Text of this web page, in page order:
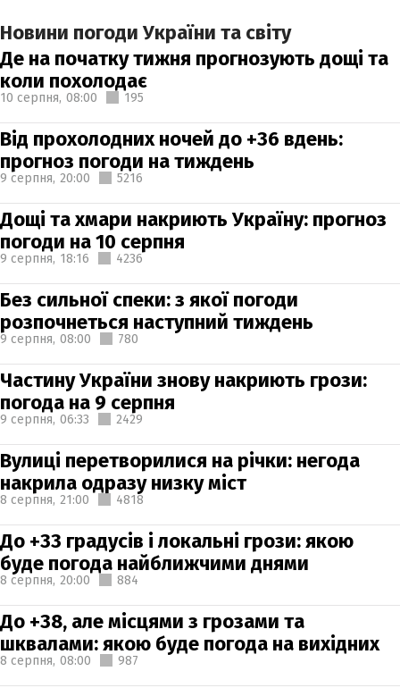
Новини погоди України та світу
Де на початку тижня прогнозують дощі та
коли похолодає
10 серпня, 08:00 195
Від прохолодних ночей до +36 вдень:
прогноз погоди на тиждень
9 серпня, 20:00 5216
Дощі та хмари накриють Україну: прогноз
погоди на 10 серпня
9 серпня, 18:16 4236
Без сильної спеки: з якої погоди
розпочнеться наступний тиждень
9 серпня, 08:00 780
Частину України знову накриють грози:
погода на 9 серпня
9 серпня, 06:33 2429
Вулиці перетворилися на річки: негода
накрила одразу низку міст
8 серпня, 21:00 4818
До +33 градусів і локальні грози: якою
буде погода найближчими днями
8 серпня, 20:00 884
До +38, але місцями з грозами та
шквалами: якою буде погода на вихідних
8 серпня, 08:00 987